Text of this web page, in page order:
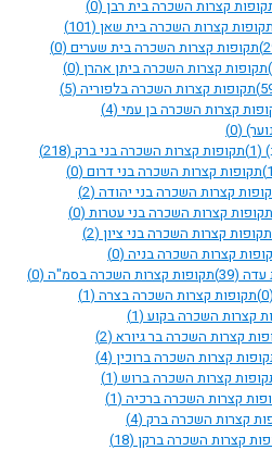
קצרות השכרה בית רבן (0)
תקופות קצרות השכרה בית שאן (101)
תקופות קצרות השכרה בית שערים (0)
תקופות קצרות השכרה ביתן אהרן (0)
תקופות קצרות השכרה בלפוריה (5)
קצרות השכרה בן עמי (4)
(0)
(1) תקופות קצרות השכרה בני ברק (218)
תקופות קצרות השכרה בני דרום (0)
קצרות השכרה בני יהודה (2)
תקופות קצרות השכרה בני עטרות (0)
תקופות קצרות השכרה בני ציון (2)
קצרות השכרה בניה (0)
עדה (39) תקופות קצרות השכרה בסמ"ה (0)
(0) תקופות קצרות השכרה בצרה (1)
קצרות השכרה בקוע (1)
קצרות השכרה בר גיורא (2)
קצרות השכרה ברוכין (4)
קצרות השכרה ברוש (1)
קצרות השכרה ברכיה (1)
קצרות השכרה ברק (4)
קצרות השכרה ברקן (18)